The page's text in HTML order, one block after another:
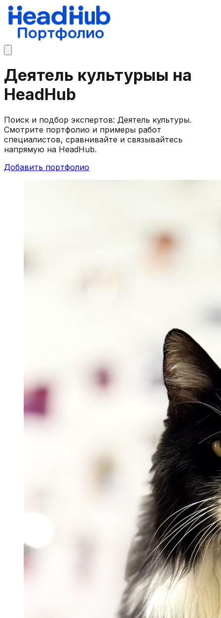
Деятель культурыы на
HeadHub
Поиск и подбор экспертов: Деятель культуры.
Смотрите портфолио и примеры работ
специалистов, сравнивайте и связывайтесь
напрямую на HeadHub.
Добавить портфолио